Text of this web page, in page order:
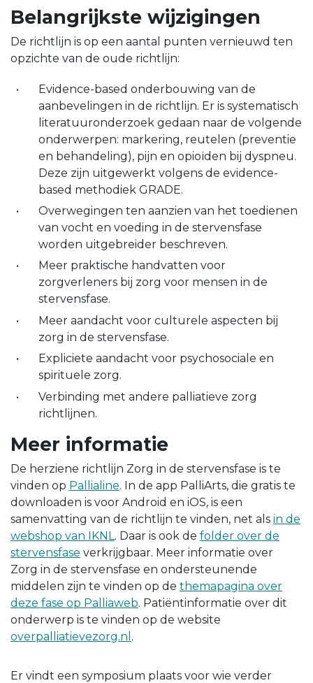
Belangrijkste wijzigingen
De richtlijn is op een aantal punten vernieuwd ten
opzichte van de oude richtlijn:
Evidence-based onderbouwing van de
aanbevelingen in de richtlijn. Er is systematisch
literatuuronderzoek gedaan naar de volgende
onderwerpen: markering, reutelen (preventie
en behandeling), pijn en opioïden bij dyspneu.
Deze zijn uitgewerkt volgens de evidence-
based methodiek GRADE.
Overwegingen ten aanzien van het toedienen
van vocht en voeding in de stervensfase
worden uitgebreider beschreven.
Meer praktische handvatten voor
zorgverleners bij zorg voor mensen in de
stervensfase.
Meer aandacht voor culturele aspecten bij
zorg in de stervensfase.
Expliciete aandacht voor psychosociale en
spirituele zorg.
Verbinding met andere palliatieve zorg
richtlijnen.
Meer informatie
De herziene richtlijn Zorg in de stervensfase is te
vinden op Pallialine. In de app PalliArts, die gratis te
downloaden is voor Android en iOS, is een
samenvatting van de richtlijn te vinden, net als in de
webshop van IKNL . Daar is ook de folder over de
stervensfase verkrijgbaar. Meer informatie over
Zorg in de stervensfase en ondersteunende
middelen zijn te vinden op de themapagina over
deze fase op Palliaweb. Patiëntinformatie over dit
onderwerp is te vinden op de website
overpalliatievezorg.nl .
Er vindt een symposium plaats voor wie verder